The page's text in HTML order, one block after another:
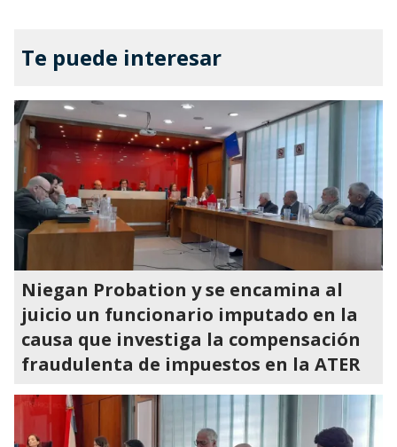
Te puede interesar
Niegan Probation y se encamina al
juicio un funcionario imputado en la
causa que investiga la compensación
fraudulenta de impuestos en la ATER